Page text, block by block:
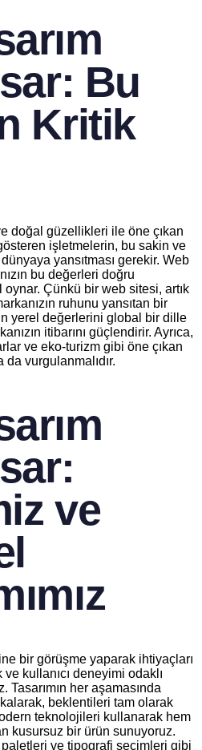
Bu
Kritik
doğal güzellikleri ile öne çıkan
işletmelerin, bu sakin ve
yansıtması gerekir. Web
bu değerleri doğru
Çünkü bir web sitesi, artık
ruhunu yansıtan bir
yerel değerlerini global bir dille
itibarını güçlendirir. Ayrıca,
ve eko-turizm gibi öne çıkan
da vurgulanmalıdır.
ve
bir görüşme yaparak ihtiyaçları
kullanıcı deneyimi odaklı
Tasarımın her aşamasında
beklentileri tam olarak
teknolojileri kullanarak hem
kusursuz bir ürün sunuyoruz.
paletleri ve tipografi seçimleri gibi